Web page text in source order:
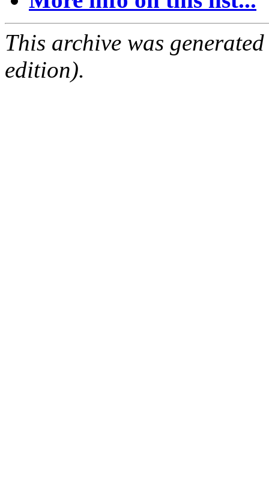
This archive was
edition).